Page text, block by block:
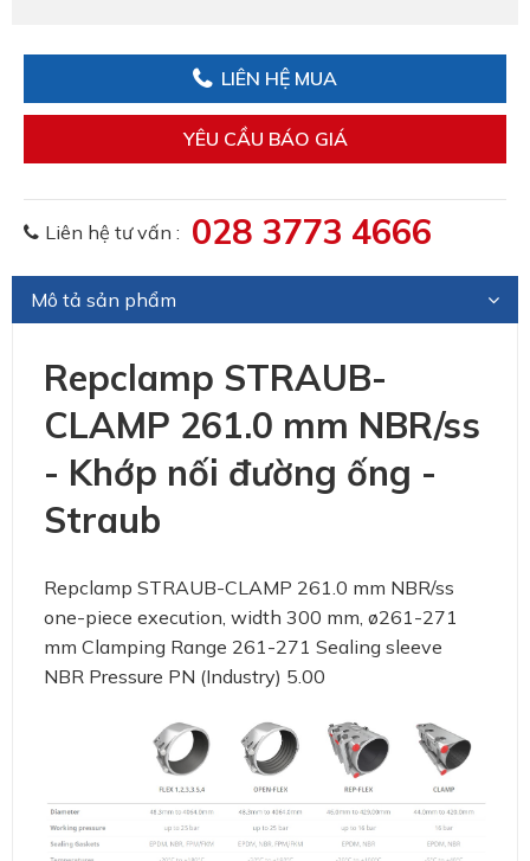
LIÊN HỆ MUA
YÊU CẦU BÁO GIÁ
Liên hệ tư vấn : 028 3773 4666
Mô tả sản phẩm
Repclamp STRAUB-
CLAMP 261.0 mm NBR/ss
- Khớp nối đường ống -
Straub
Repclamp STRAUB-CLAMP 261.0 mm NBR/ss
one-piece execution, width 300 mm, ø261-271
mm Clamping Range 261-271 Sealing sleeve
NBR Pressure PN (Industry) 5.00